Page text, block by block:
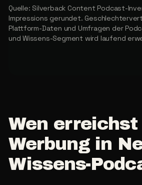
Quelle: Silverback Content Podcast-
Impressions gerundet.
Plattform-Daten und Umfragen der
und Wissens-Segment wird laufend
Wen erreichst
Werbung in
Wissens-